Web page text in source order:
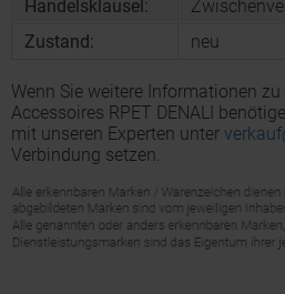
Handelsklausel:
Zustand:
neu
Wenn Sie weitere Informationen
Accessoires RPET DENALI
mit unseren Experten unter
Verbindung setzen.